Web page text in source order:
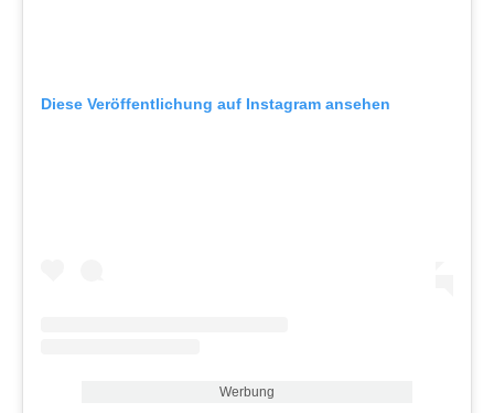
Diese Veröffentlichung auf Instagram ansehen
Werbung